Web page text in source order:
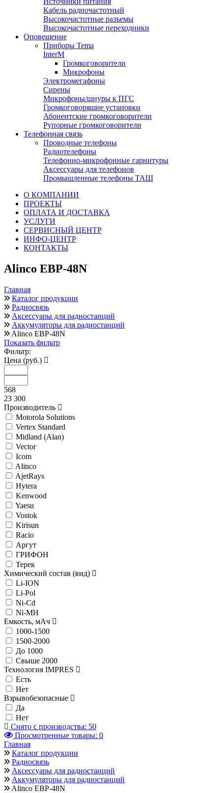
Кабель радиочастотный
Высокочастотные разъемы
Высокочастотные переходники
Оповещение
Приборы Tema
InterM
Громкоговорители
Микрофоны
Электромегафоны
Сирены
Микрофоны/шнуры к ПГС
Громкоговорящие установки
Абонентские громкоговорители
Рупорные громкоговорители
Телефонная связь
Проводные телефоны
Радиотелефоны
Телефонно-микрофонные гарнитуры
Аксессуары для телефонов
Промышленные телефоны ТАШ
О КОМПАНИИ
ПРОЕКТЫ
ОПЛАТА И ДОСТАВКА
УСЛУГИ
СЕРВИСНЫЙ ЦЕНТР
ИНФО-ЦЕНТР
КОНТАКТЫ
Alinco EBP-48N
Главная
Каталог продукции
Радиосвязь
Аксессуары для радиостанций
Аккумуляторы для радиостанций
Alinco EBP-48N
Показать фильтр
Фильтр:
Цена (руб.)
568
23 300
Производитель
Motorola Solutions
Vertex Standard
Midland (Alan)
Vector
Icom
Alinco
AjetRays
Hytera
Kenwood
Yaesu
Vostok
Kirisun
Racio
Аргут
ГРИФОН
Терек
Химический состав (вид)
Li-ION
Li-Pol
Ni-Cd
Ni-MH
Емкость, мАч
1000-1500
1500-2000
До 1000
Свыше 2000
Технология IMPRES
Есть
Нет
Взрывобезопасные
Да
Нет
Снято с производства: 50
Просмотренные товары: 0
Главная
Каталог продукции
Радиосвязь
Аксессуары для радиостанций
Аккумуляторы для радиостанций
Alinco EBP-48N